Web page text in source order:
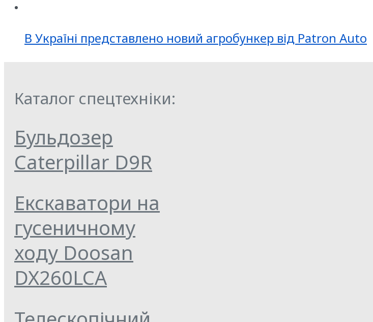
В Україні представлено новий агробункер від Patron Auto
Каталог спецтехніки:
Бульдозер
Caterpillar D9R
Екскаватори на
гусеничному
ходу Doosan
DX260LCA